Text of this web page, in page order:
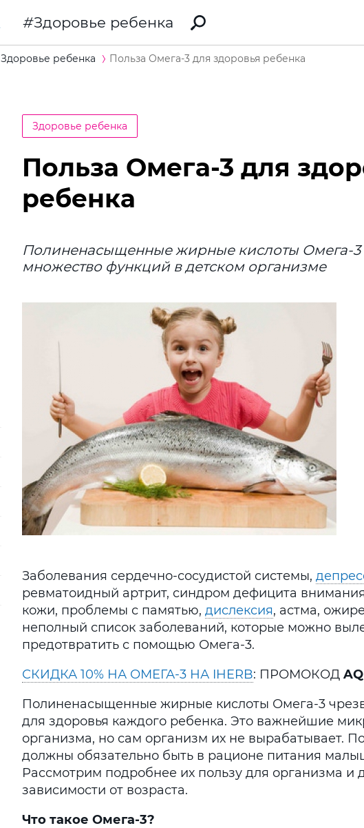
Здоровье ребенка
Здоровье ребенка Польза Омега-3 для здоровья ребенка
Здоровье ребенка
Польза Омега-3 для
ребенка
Полиненасыщенные жирные кислоты Омега-3
множество функций в детском организме
Заболевания сердечно-сосудистой системы,
ревматоидный артрит, синдром дефицита
кожи, проблемы с памятью, дислексия, астма,
неполный список заболеваний, которые можно
предотвратить с помощью Омега-3.
СКИДКА 10% НА ОМЕГА-3 НА IHERB: ПРОМОКОД
Полиненасыщенные жирные кислоты Омега-3
для здоровья каждого ребенка. Это важнейшие
организма, но сам организм их не вырабатывает.
должны обязательно быть в рационе питания
Рассмотрим подробнее их пользу для организма и
зависимости от возраста.
Что такое Омега-3?